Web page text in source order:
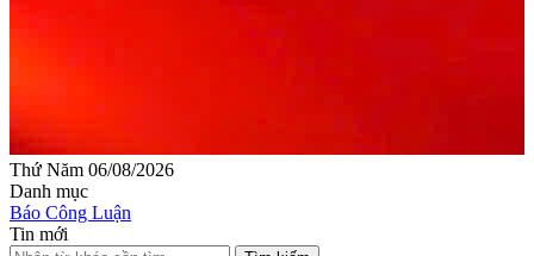
Thứ Năm 06/08/2026
Danh mục
Báo Công Luận
Tin mới